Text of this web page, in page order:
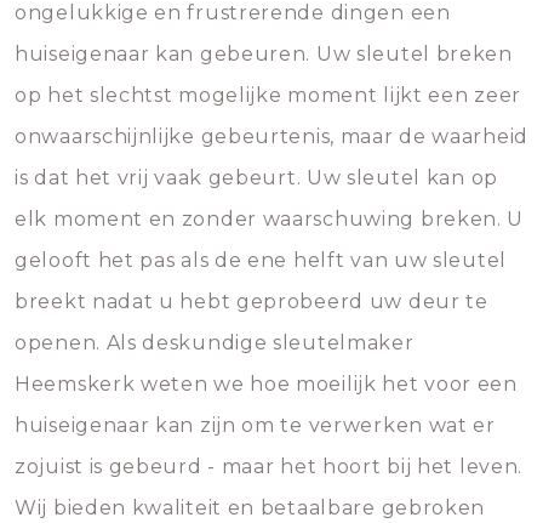
ongelukkige en frustrerende dingen een
huiseigenaar kan gebeuren. Uw sleutel breken
op het slechtst mogelijke moment lijkt een zeer
onwaarschijnlijke gebeurtenis, maar de waarheid
is dat het vrij vaak gebeurt. Uw sleutel kan op
elk moment en zonder waarschuwing breken. U
gelooft het pas als de ene helft van uw sleutel
breekt nadat u hebt geprobeerd uw deur te
openen. Als deskundige sleutelmaker
Heemskerk weten we hoe moeilijk het voor een
huiseigenaar kan zijn om te verwerken wat er
zojuist is gebeurd - maar het hoort bij het leven.
Wij bieden kwaliteit en betaalbare gebroken